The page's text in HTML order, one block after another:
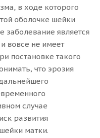
в ходе которого
оболочке шейки
заболевание является
вовсе не имеет
постановке такого
что эрозия
случае
развития
матки.